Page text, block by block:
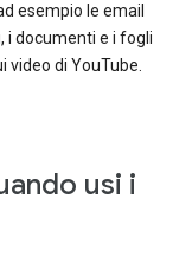
esempio le email
i documenti e i fogli
video di YouTube.
usi i